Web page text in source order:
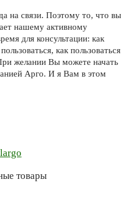
на связи. Поэтому то, что вы
нашему активному
для консультации: как
как пользоваться
желании Вы можете начать
Арго. И я Вам в этом
товары